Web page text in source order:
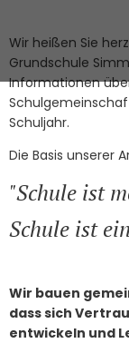
Wir heißen Sie
Grundschule
Informationen
Schuljahr.
Die Basis unserer
"Schule ist
Schule ist
Wir bauen
dass sich
entwickeln und